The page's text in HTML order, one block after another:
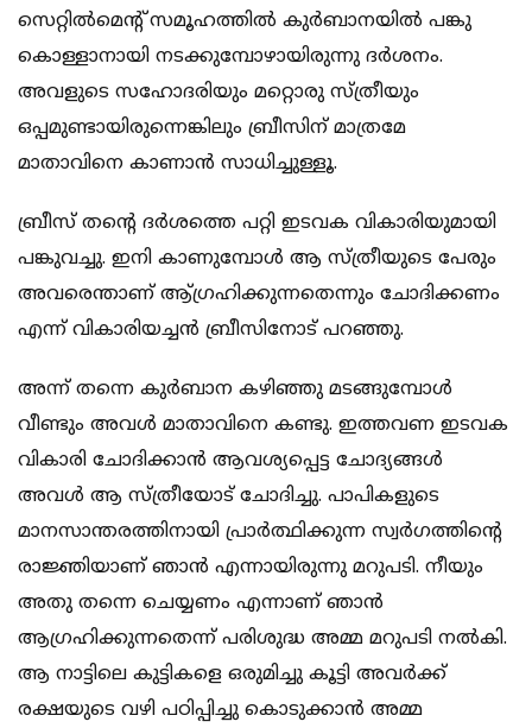
സെറ്റില്‍മെന്റ് സമൂഹത്തില്‍ കുര്‍ബാനയില്‍ പങ്കു
കൊള്ളാനായി നടക്കുമ്പോഴായിരുന്നു ദര്‍ശനം.
അവളുടെ സഹോദരിയും മറ്റൊരു സ്ത്രീയും
ഒപ്പമുണ്ടായിരുന്നെങ്കിലും ബ്രീസിന് മാത്രമേ
മാതാവിനെ കാണാന്‍ സാധിച്ചുള്ളൂ.
ബ്രീസ് തന്റെ ദര്‍ശത്തെ പറ്റി ഇടവക വികാരിയുമായി
പങ്കുവച്ചു. ഇനി കാണുമ്പോള്‍ ആ സ്ത്രീയുടെ പേരും
അവരെന്താണ് ആ്ഗ്രഹിക്കുന്നതെന്നും ചോദിക്കണം
എന്ന് വികാരിയച്ചന്‍ ബ്രീസിനോട് പറഞ്ഞു.
അന്ന് തന്നെ കുര്‍ബാന കഴിഞ്ഞു മടങ്ങുമ്പോള്‍
വീണ്ടും അവള്‍ മാതാവിനെ കണ്ടു. ഇത്തവണ ഇടവക
വികാരി ചോദിക്കാന്‍ ആവശ്യപ്പെട്ട ചോദ്യങ്ങള്‍
അവള്‍ ആ സ്ത്രീയോട് ചോദിച്ചു. പാപികളുടെ
മാനസാന്തരത്തിനായി പ്രാര്‍ത്ഥിക്കുന്ന സ്വര്‍ഗത്തിന്റെ
രാജ്ഞിയാണ് ഞാന്‍ എന്നായിരുന്നു മറുപടി. നീയും
അതു തന്നെ ചെയ്യണം എന്നാണ് ഞാന്‍
ആഗ്രഹിക്കുന്നതെന്ന് പരിശുദ്ധ അമ്മ മറുപടി നല്‍കി.
ആ നാട്ടിലെ കുട്ടികളെ ഒരുമിച്ചു കൂട്ടി അവര്‍ക്ക്
രക്ഷയുടെ വഴി പഠിപ്പിച്ചു കൊടുക്കാന്‍ അമ്മ